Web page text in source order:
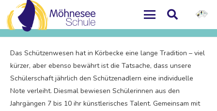
Das Schützenwesen hat in Körbecke eine lange Tradition – viel
kürzer, aber ebenso bewährt ist die Tatsache, dass unsere
Schülerschaft jährlich den Schützenadlern eine individuelle
Note verleiht. Diesmal bewiesen Schülerinnen aus den
Jahrgängen 7 bis 10 ihr künstlerisches Talent. Gemeinsam mit